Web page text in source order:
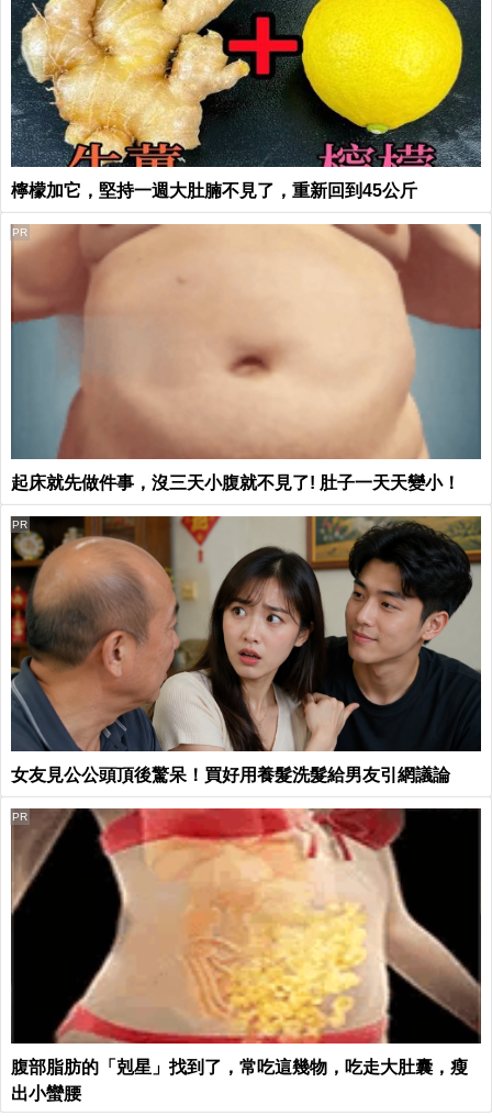
檸檬加它，堅持一週大肚腩不見了，重新回到45公斤
起床就先做件事，沒三天小腹就不見了! 肚子一天天變小！
PR
女友見公公頭頂後驚呆！買好用養髮洗髮給男友引網議論
PR
腹部脂肪的「剋星」找到了，常吃這幾物，吃走大肚囊，瘦
出小蠻腰
PR